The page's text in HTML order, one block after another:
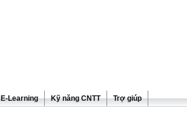
E-Learning Kỹ năng CNTT Trợ giúp